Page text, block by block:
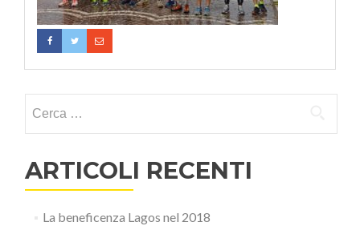
ARTICOLI RECENTI
La beneficenza Lagos nel 2018